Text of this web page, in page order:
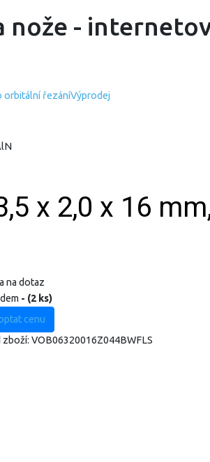
nože -
orbitální řezáníVýprodej
x 2,0 x 16
na dotaz
- (2 ks)
cenu
zboží: VOB06320016Z044BWFLS